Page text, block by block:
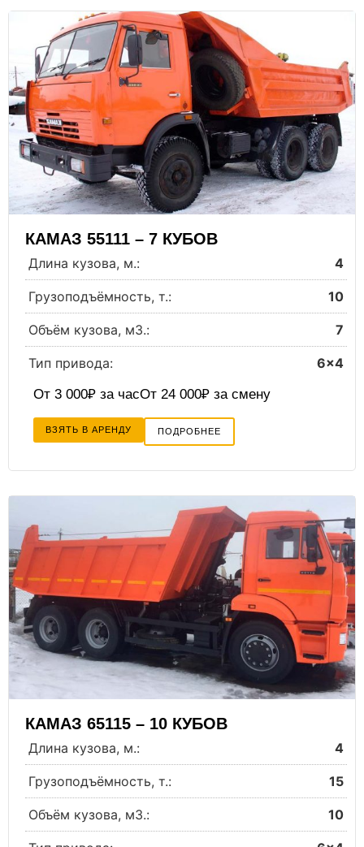
КАМАЗ 55111 – 7 КУБОВ
Длина кузова, м.: 4
Грузоподъёмность, т.: 10
Объём кузова, м3.: 7
Тип привода: 6×4
От 3 000₽ за часОт 24 000₽ за смену
ВЗЯТЬ В АРЕНДУ ПОДРОБНЕЕ
КАМАЗ 65115 – 10 КУБОВ
Длина кузова, м.: 4
Грузоподъёмность, т.: 15
Объём кузова, м3.: 10